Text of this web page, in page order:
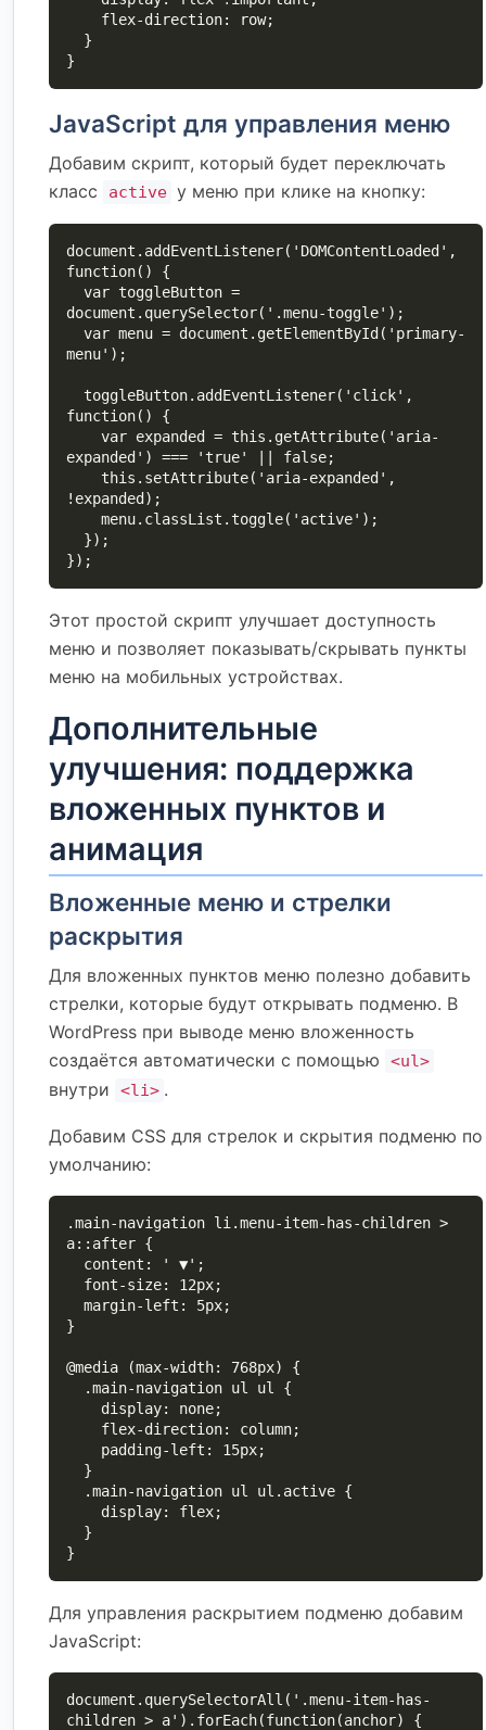
}
JavaScript для управления меню
Добавим скрипт, который будет переключать
класс
active у меню при клике на кнопку:
document.addEventListener('DOMContentLoaded',
function() {
document.querySelector('.menu-toggle');
menu');
function() {
expanded') === 'true' || false;
!expanded);
});
Этот простой скрипт улучшает доступность
меню и позволяет показывать/скрывать пункты
меню на мобильных устройствах.
Дополнительные
улучшения: поддержка
вложенных пунктов и
анимация
Вложенные меню и стрелки
раскрытия
Для вложенных пунктов меню полезно добавить
стрелки, которые будут открывать подменю. В
WordPress при выводе меню вложенность
создаётся автоматически с помощью
<ul>
внутри <li> .
Добавим CSS для стрелок и скрытия подменю по
умолчанию:
.main-navigation li.menu-item-has-children >
a::after {
}
@media (max-width: 768px) {
}
Для управления раскрытием подменю добавим
JavaScript:
document.querySelectorAll('.menu-item-has-
children > a').forEach(function(anchor) {